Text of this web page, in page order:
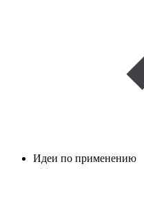
Идеи по применению